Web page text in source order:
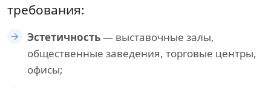
требования:
Эстетичность— выставочные залы,
общественные заведения, торговые центры,
офисы;